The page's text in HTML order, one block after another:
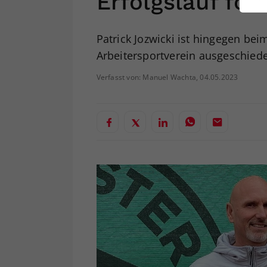
Patrick Jozwicki ist hingegen
Arbeitersportverein
Verfasst von: Manuel Wachta, 04.05.2023